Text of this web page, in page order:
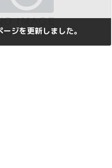
ジを更新しました。